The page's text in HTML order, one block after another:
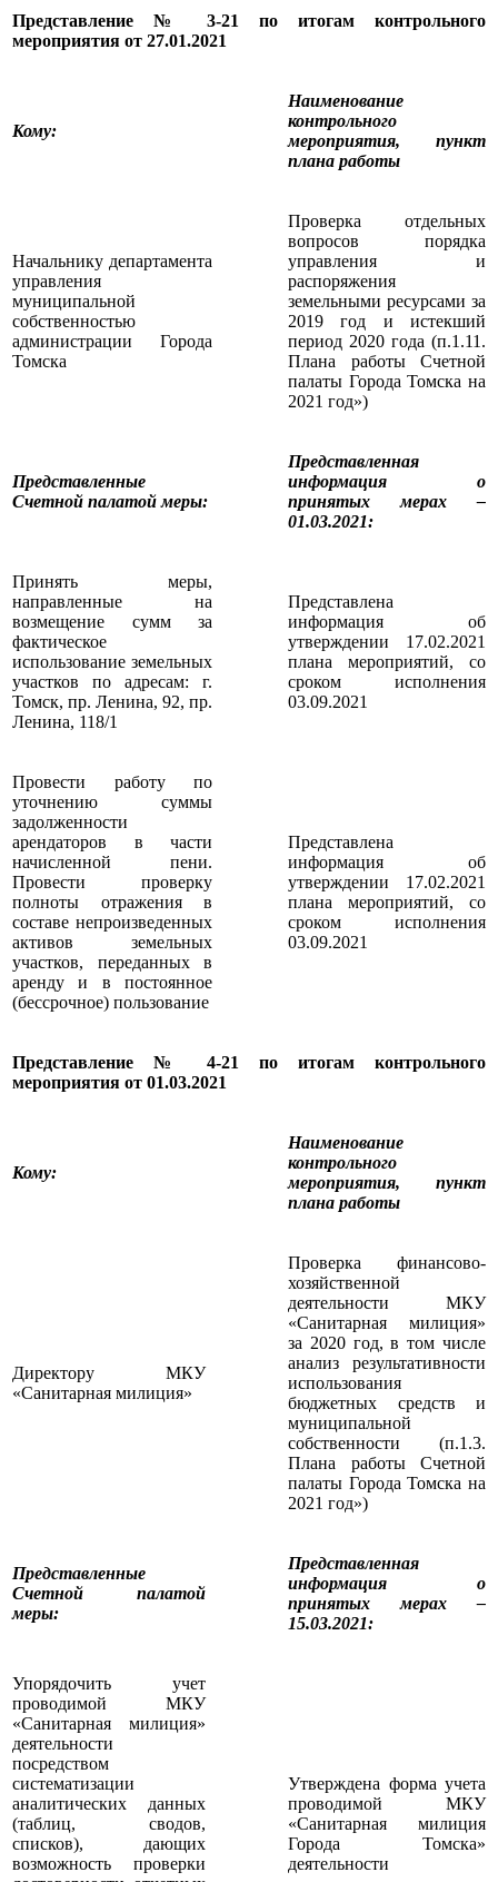
Представление № 3-21 по итогам контрольного
мероприятия от 27.01.2021
Кому:
Наименование
контрольного
мероприятия, пункт
плана работы
Начальнику департамента
управления
муниципальной
собственностью
администрации Города
Томска
Проверка отдельных
вопросов порядка
управления и
распоряжения
земельными ресурсами за
2019 год и истекший
период 2020 года (п.1.11.
Плана работы Счетной
палаты Города Томска на
2021 год»)
Представленные
Счетной палатой меры:
Представленная
информация о
принятых мерах –
01.03.2021:
Принять меры,
направленные на
возмещение сумм за
фактическое
использование земельных
участков по адресам: г.
Томск, пр. Ленина, 92, пр.
Ленина, 118/1
Представлена
информация об
утверждении 17.02.2021
плана мероприятий, со
сроком исполнения
03.09.2021
Провести работу по
уточнению суммы
задолженности
арендаторов в части
начисленной пени.
Провести проверку
полноты отражения в
составе непроизведенных
активов земельных
участков, переданных в
аренду и в постоянное
(бессрочное) пользование
Представлена
информация об
утверждении 17.02.2021
плана мероприятий, со
сроком исполнения
03.09.2021
Представление № 4-21 по итогам контрольного
мероприятия от 01.03.2021
Кому:
Наименование
контрольного
мероприятия, пункт
плана работы
Директору МКУ
«Санитарная милиция»
Проверка финансово-
хозяйственной
деятельности МКУ
«Санитарная милиция»
за 2020 год, в том числе
анализ результативности
использования
бюджетных средств и
муниципальной
собственности (п.1.3.
Плана работы Счетной
палаты Города Томска на
2021 год»)
Представленные
Счетной палатой
меры:
Представленная
информация о
принятых мерах –
15.03.2021:
Упорядочить учет
проводимой МКУ
«Санитарная милиция»
деятельности
посредством
систематизации
аналитических данных
(таблиц, сводов,
списков), дающих
возможность проверки
Утверждена форма учета
проводимой МКУ
«Санитарная милиция
Города Томска»
деятельности